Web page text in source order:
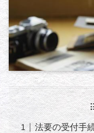
法要の受付手